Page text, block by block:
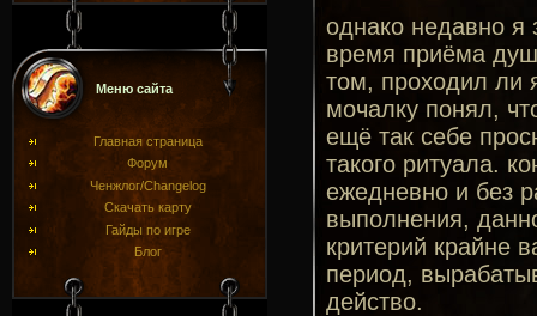
Меню сайта
Главная страница
Форум
Ченжлог/Changelog
Скачать карту
Гайды по игре
Блог
однако недавно я
время приёма
том, проходил ли
мочалку понял,
ещё так себе
такого ритуала.
ежедневно и без
выполнения,
критерий крайне
период,
действо.